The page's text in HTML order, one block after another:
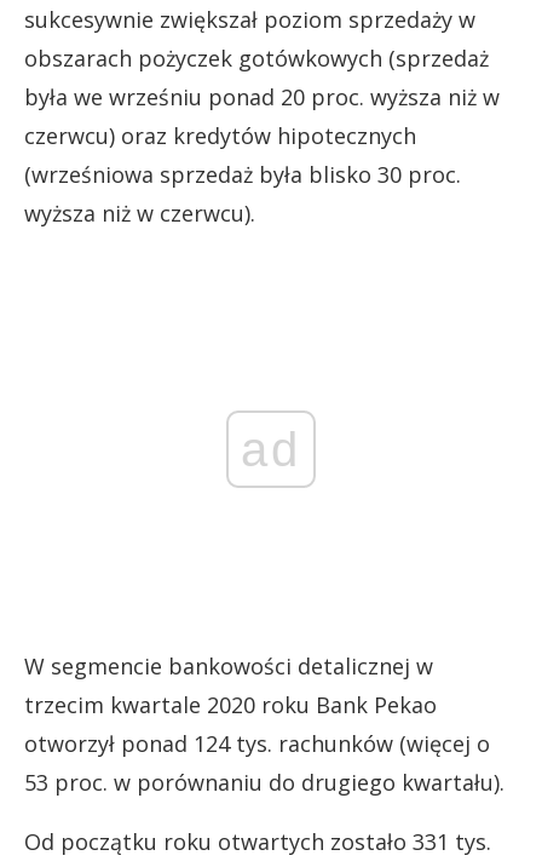
sukcesywnie zwiększał poziom sprzedaży w
obszarach pożyczek gotówkowych (sprzedaż
była we wrześniu ponad 20 proc. wyższa niż w
czerwcu) oraz kredytów hipotecznych
(wrześniowa sprzedaż była blisko 30 proc.
wyższa niż w czerwcu).
ad
W segmencie bankowości detalicznej w
trzecim kwartale 2020 roku Bank Pekao
otworzył ponad 124 tys. rachunków (więcej o
53 proc. w porównaniu do drugiego kwartału).
Od początku roku otwartych zostało 331 tys.